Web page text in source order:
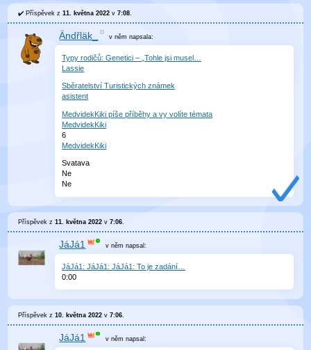
Příspěvek z11. května 2022 v7:08.
Ändřläk_ v němnapsala:
Typy rodičů: Genetici – „Tohle jsi musel…
Lassie
Sběratelství Turistických známek
asistent
MedvidekKiki píše příběhy a vy volíte témata
MedvidekKiki
6
MedvidekKiki
Svatava
Ne
Ne
Příspěvek z11. května 2022 v7:06.
JáJá1 v něm napsal:
JáJá1: JáJá1: JáJá1: To je zadání…
0:00
Příspěvek z10. května 2022 v7:06
JáJá1 v něm napsal: